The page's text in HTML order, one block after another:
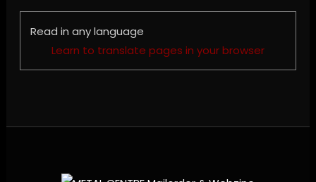
Read in any language
Learn to translate pages in your browser